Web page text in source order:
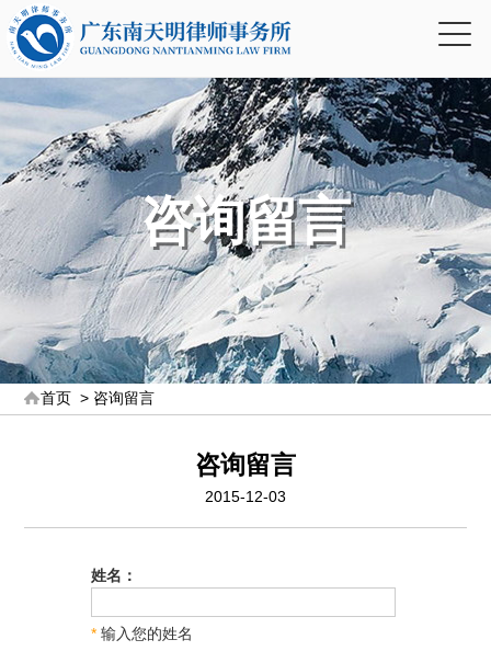
咨询留言
首页 > 咨询留言
咨询留言
2015-12-03
姓名：
*输入您的姓名